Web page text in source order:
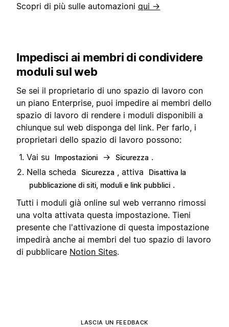
Scopri di più sulle automazioni qui →
Impedisci ai membri di condividere
moduli sul web
Se sei il proprietario di uno spazio di lavoro con
un piano Enterprise, puoi impedire ai membri dello
spazio di lavoro di rendere i moduli disponibili a
chiunque sul web disponga del link. Per farlo, i
proprietari dello spazio di lavoro possono:
Vai su
Impostazioni → Sicurezza .
Nella scheda
Sicurezza , attiva
Disattiva la
pubblicazione di siti, moduli e link pubblici .
Tutti i moduli già online sul web verranno rimossi
una volta attivata questa impostazione. Tieni
presente che l'attivazione di questa impostazione
impedirà anche ai membri del tuo spazio di lavoro
di pubblicare Notion Sites.
LASCIA UN FEEDBACK